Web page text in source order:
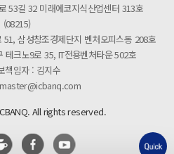
53길 32 미래에코지식산업센터 313호
(08215)
삼성창조경제단지 벤처오피스동 208호
테크노9로 35, IT전용벤처타운 502호
책임자 : 김지수
All rights reserved.